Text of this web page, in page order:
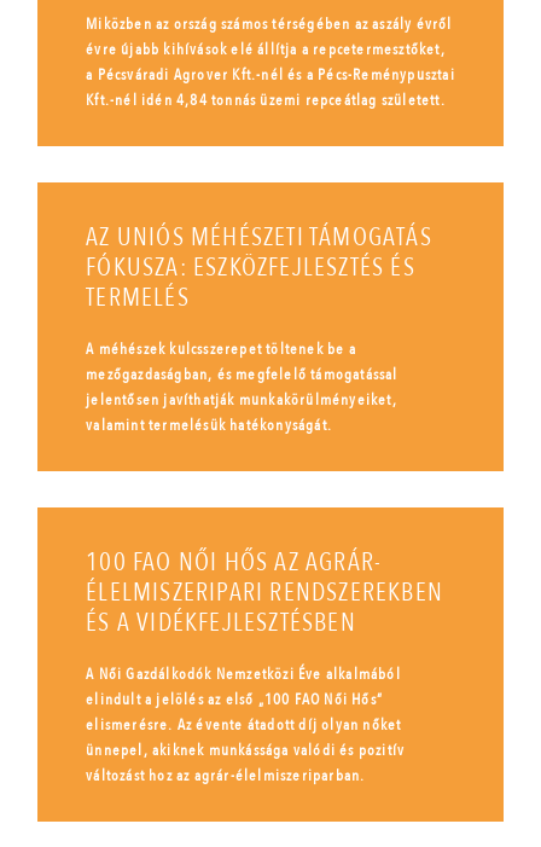
Miközben az ország számos térségében az aszály évről
évre újabb kihívások elé állítja a repcetermesztőket,
a Pécsváradi Agrover Kft.-nél és a Pécs-Reménypusztai
Kft.-nél idén 4,84 tonnás üzemi repceátlag született.
AZ UNIÓS MÉHÉSZETI TÁMOGATÁS
FÓKUSZA: ESZKÖZFEJLESZTÉS ÉS
TERMELÉS
A méhészek kulcsszerepet töltenek be a
mezőgazdaságban, és megfelelő támogatással
jelentősen javíthatják munkakörülményeiket,
valamint termelésük hatékonyságát.
100 FAO NŐI HŐS AZ AGRÁR-
ÉLELMISZERIPARI RENDSZEREKBEN
ÉS A VIDÉKFEJLESZTÉSBEN
A Női Gazdálkodók Nemzetközi Éve alkalmából
elindult a jelölés az első „100 FAO Női Hős”
elismerésre. Az évente átadott díj olyan nőket
ünnepel, akiknek munkássága valódi és pozitív
változást hoz az agrár-élelmiszeriparban.